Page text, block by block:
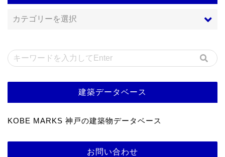
建築データベース
KOBE MARKS 神戸の建築物データベース
お問い合わせ